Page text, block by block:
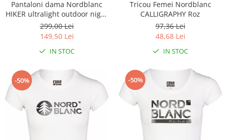
Pantaloni dama Nordblanc
HIKER ultralight outdoor night
blue
299,00 Lei
149,50 Lei
IN STOC
Tricou Femei Nordblanc
CALLIGRAPHY Roz
97,36 Lei
48,68 Lei
IN STOC
-50% -50%